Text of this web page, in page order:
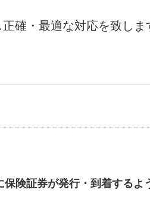
確・最適な対応を致しま
険証券が発行・到着するよ